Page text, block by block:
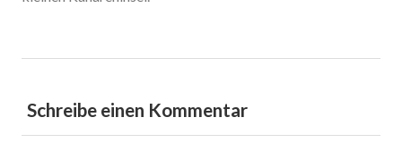
Schreibe einen Kommentar